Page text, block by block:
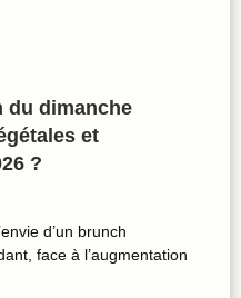
du dimanche
et
?
d’un brunch
face à l’augmentation